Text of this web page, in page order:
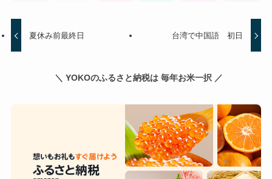
夏休み前最終日 台湾で中国語 初日
＼ YOKOのふるさと納税は 毎年お米一択 ／